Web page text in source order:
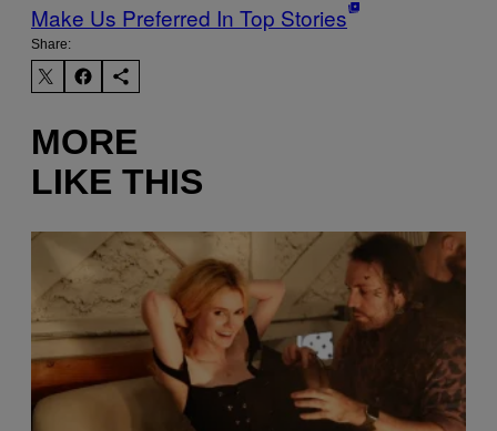
Make Us Preferred In Top Stories
Share:
MORE
LIKE THIS